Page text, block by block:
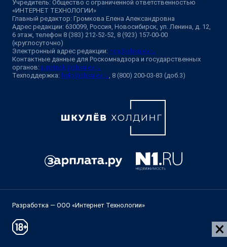
Учредитель: Общество с ограниченной ответственностью
«ИНТЕРНЕТ ТЕХНОЛОГИИ»
Главный редактор: Громкова Елена Александровна
Адрес редакции: 630099, Россия, Новосибирск, ул. Ленина, д. 12,
6 этаж, телефон 8 (383) 212-52-52, 8 (923) 157-00-00
(круглосуточно)
Электронный адрес редакции: ngs@shkulev.ru
Контактные данные для Роскомнадзора и государственных
органов: juristnsk@shkulev.ru
Техподдержка: help@shkulev.ru , 8 (800) 200-03-83 (доб.3)
Разработка — ООО «Интернет Технологии»